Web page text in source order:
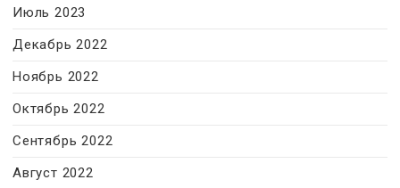
Июль 2023
Декабрь 2022
Ноябрь 2022
Октябрь 2022
Сентябрь 2022
Август 2022